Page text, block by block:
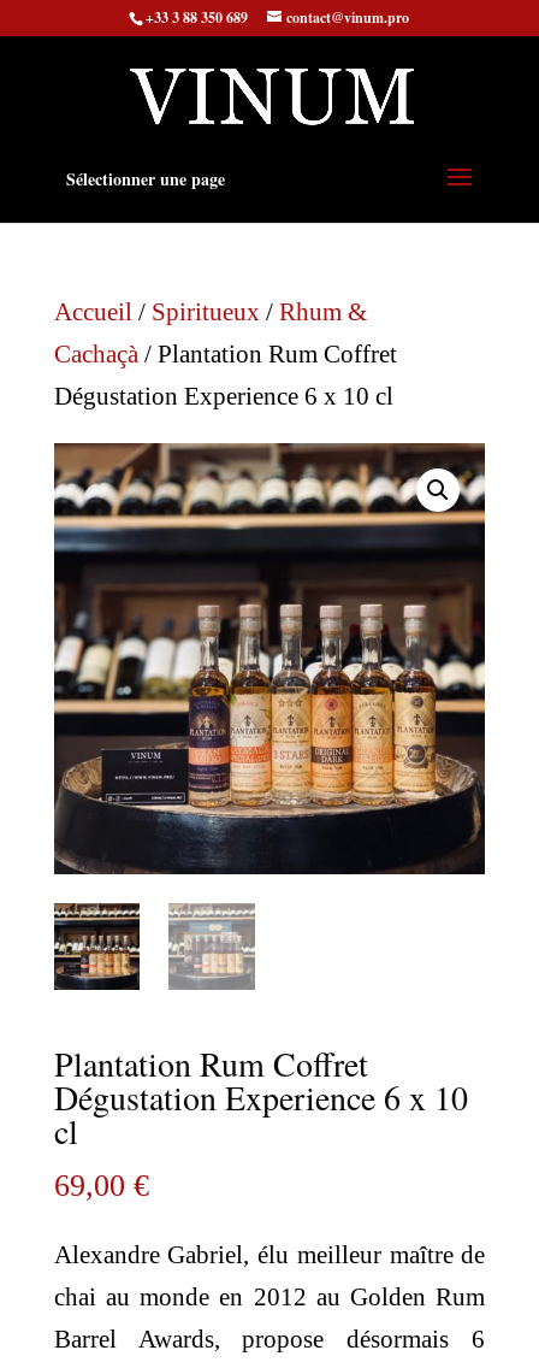
+33 3 88 350 689 contact@vinum.pro
Sélectionner une page
Accueil/ Spiritueux/ Rhum &
Cachaçà/ Plantation Rum Coffret
Dégustation Experience 6 x 10 cl
Plantation Rum Coffret
Dégustation Experience 6 x 10
cl
69,00 €
Alexandre Gabriel, élu meilleur maître de
chai au monde en 2012 au Golden Rum
Barrel Awards, propose désormais 6